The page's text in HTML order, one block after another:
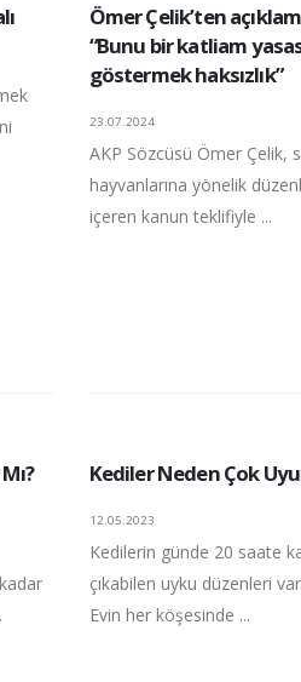
Ömer Çelik’ten
“Bunu bir katliam
göstermek haksızlık”
23.07.2024
AKP Sözcüsü Ömer Çelik,
hayvanlarına yönelik
içeren kanun teklifiyle ...
Kediler Neden Çok
12.05.2023
Kedilerin günde 20 saate
çıkabilen uyku düzenleri
Evin her köşesinde ...